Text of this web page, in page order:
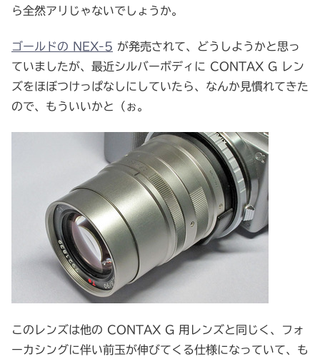
ら全然アリじゃないでしょうか。
ゴールドの NEX-5 が発売されて、どうしようかと思っ
ていましたが、最近シルバーボディに CONTAX G レン
ズをほぼつけっぱなしにしていたら、なんか見慣れてきた
ので、もういいかと（ぉ。
このレンズは他の CONTAX G 用レンズと同じく、フォ
ーカシングに伴い前玉が伸びてくる仕様になっていて、も